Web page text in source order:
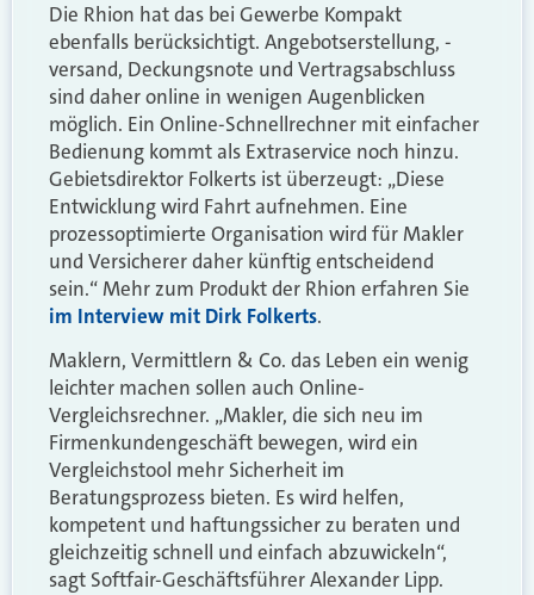
Die Rhion hat das bei Gewerbe Kompakt
ebenfalls berücksichtigt. Angebotserstellung, -
versand, Deckungsnote und Vertragsabschluss
sind daher online in wenigen Augenblicken
möglich. Ein Online-Schnellrechner mit einfacher
Bedienung kommt als Extraservice noch hinzu.
Gebietsdirektor Folkerts ist überzeugt: „Diese
Entwicklung wird Fahrt aufnehmen. Eine
prozessoptimierte Organisation wird für Makler
und Versicherer daher künftig entscheidend
sein.“ Mehr zum Produkt der Rhion erfahren Sie
im Interview mit Dirk Folkerts.
Maklern, Vermittlern & Co. das Leben ein wenig
leichter machen sollen auch Online-
Vergleichsrechner. „Makler, die sich neu im
Firmenkundengeschäft bewegen, wird ein
Vergleichstool mehr Sicherheit im
Beratungsprozess bieten. Es wird helfen,
kompetent und haftungssicher zu beraten und
gleichzeitig schnell und einfach abzuwickeln“,
sagt Softfair-Geschäftsführer Alexander Lipp.